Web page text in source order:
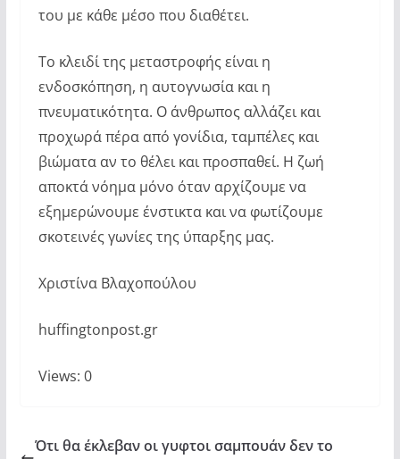
του με κάθε μέσο που διαθέτει.
Το κλειδί της μεταστροφής είναι η
ενδοσκόπηση, η αυτογνωσία και η
πνευματικότητα. O άνθρωπος αλλάζει και
προχωρά πέρα από γονίδια, ταμπέλες και
βιώματα αν το θέλει και προσπαθεί. Η ζωή
αποκτά νόημα μόνο όταν αρχίζουμε να
εξημερώνουμε ένστικτα και να φωτίζουμε
σκοτεινές γωνίες της ύπαρξης μας.
Χριστίνα Βλαχοπούλου
huffingtonpost.gr
Views: 0
Ότι θα έκλεβαν οι γυφτοι σαμπουάν δεν το